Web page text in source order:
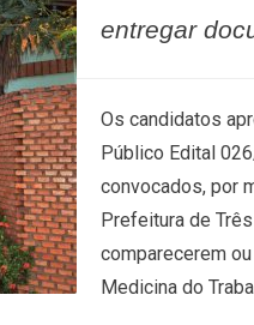
entregar
Os candidatos
Público Edital
convocados, por
Prefeitura de
comparecerem
Medicina do